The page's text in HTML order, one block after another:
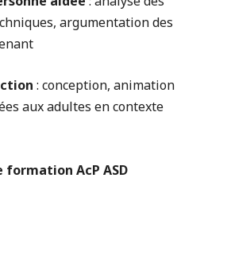
argumentation des
: conception, animation
aux adultes en contexte
formation AcP ASD